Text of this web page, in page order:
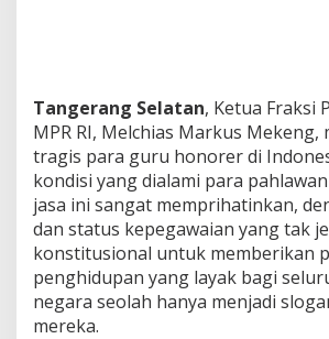
a
b
a
:
M
e
l
c
h
i
Tangerang Selatan, Ketua Fraksi
MPR RI, Melchias Markus
tragis para guru honorer di
kondisi yang dialami para
jasa ini sangat memprihatinkan,
dan status kepegawaian yang tak
konstitusional untuk memberikan
penghidupan yang layak bagi
negara seolah hanya menjadi
mereka.